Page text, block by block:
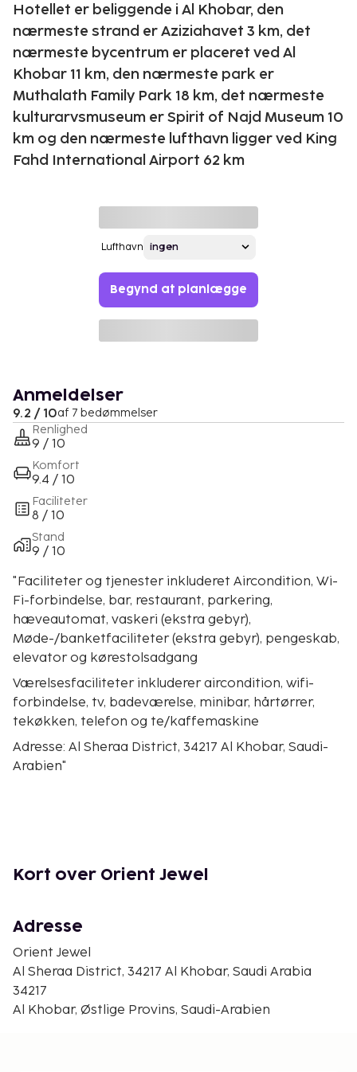
Hotellet er beliggende i Al Khobar, den
nærmeste strand er Aziziahavet 3 km, det
nærmeste bycentrum er placeret ved Al
Khobar 11 km, den nærmeste park er
Muthalath Family Park 18 km, det nærmeste
kulturarvsmuseum er Spirit of Najd Museum 10
km og den nærmeste lufthavn ligger ved King
Fahd International Airport 62 km
Lufthavn
Begynd at planlægge
Anmeldelser
9.2 / 10af 7 bedømmelser
Renlighed
9 / 10
Komfort
9.4 / 10
Faciliteter
8 / 10
Stand
9 / 10
"Faciliteter og tjenester inkluderet Aircondition, Wi-
Fi-forbindelse, bar, restaurant, parkering,
hæveautomat, vaskeri (ekstra gebyr),
Møde-/banketfaciliteter (ekstra gebyr), pengeskab,
elevator og kørestolsadgang
Værelsesfaciliteter inkluderer aircondition, wifi-
forbindelse, tv, badeværelse, minibar, hårtørrer,
tekøkken, telefon og te/kaffemaskine
Adresse: Al Sheraa District, 34217 Al Khobar, Saudi-
Arabien"
Kort over Orient Jewel
Adresse
Orient Jewel
Al Sheraa District, 34217 Al Khobar, Saudi Arabia
34217
Al Khobar, Østlige Provins, Saudi-Arabien